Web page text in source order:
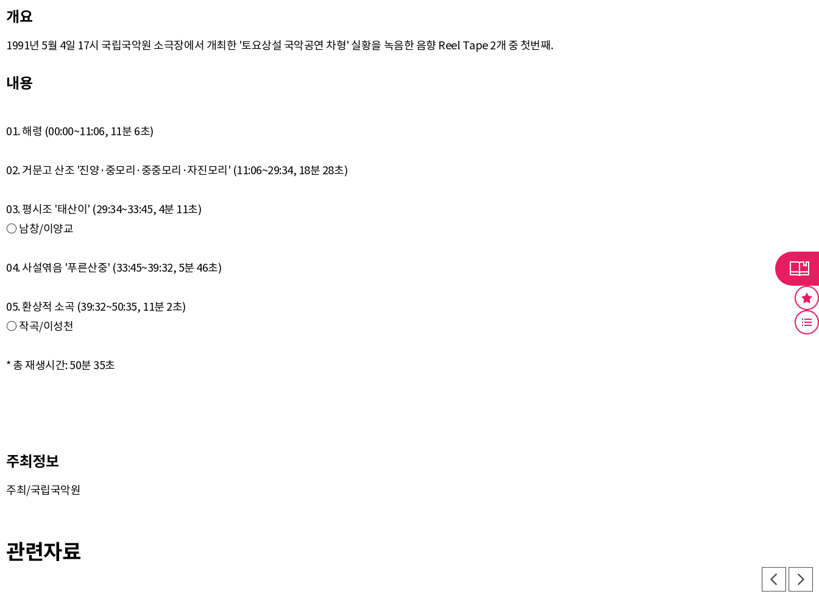
개요
1991년 5월 4일 17시 국립국악원 소극장에서 개최한 '토요상설 국악공연 차형' 실황을 녹음한 음향 Reel Tape 2개 중 첫번째.
내용
01. 해령 (00:00~11:06, 11분 6초)
02. 거문고 산조 '진양·중모리·중중모리·자진모리' (11:06~29:34, 18분 28초)
03. 평시조 '태산이' (29:34~33:45, 4분 11초)
○ 남창/이양교
04. 사설엮음 '푸른산중' (33:45~39:32, 5분 46초)
05. 환상적 소곡 (39:32~50:35, 11분 2초)
○ 작곡/이성천
주최정보
주최/국립국악원
관련자료